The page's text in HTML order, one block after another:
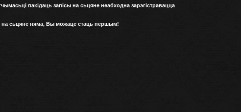
пакідаць запісы на сьцяне неабходна зарэгістравацца
на сьцяне няма, Вы можаце стаць першым!